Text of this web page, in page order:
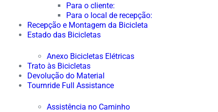
Para o cliente:
Para o local de recepção:
Recepção e Montagem da Bicicleta
Estado das Bicicletas
Anexo Bicicletas Elétricas
Trato às Bicicletas
Devolução do Material
Tournride Full Assistance
Assistência no Caminho